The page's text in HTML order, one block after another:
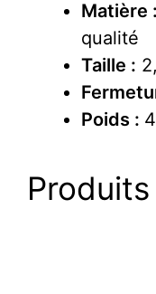
Matière :
qualité
Taille :
Poids :